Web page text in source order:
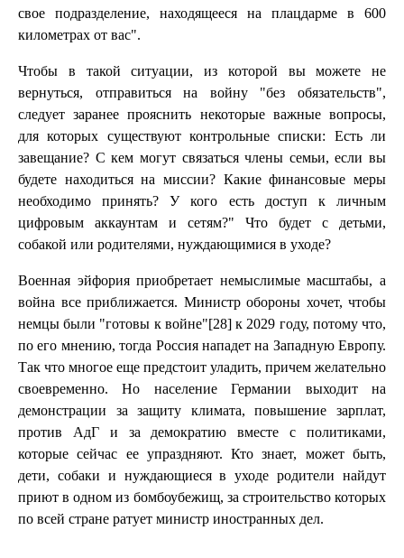
свое подразделение, находящееся на плацдарме в 600
километрах от вас".
Чтобы в такой ситуации, из которой вы можете не
вернуться, отправиться на войну "без обязательств",
следует заранее прояснить некоторые важные вопросы,
для которых существуют контрольные списки: Есть ли
завещание? С кем могут связаться члены семьи, если вы
будете находиться на миссии? Какие финансовые меры
необходимо принять? У кого есть доступ к личным
цифровым аккаунтам и сетям?" Что будет с детьми,
собакой или родителями, нуждающимися в уходе?
Военная эйфория приобретает немыслимые масштабы, а
война все приближается. Министр обороны хочет, чтобы
немцы были "готовы к войне"[28] к 2029 году, потому что,
по его мнению, тогда Россия нападет на Западную Европу.
Так что многое еще предстоит уладить, причем желательно
своевременно. Но население Германии выходит на
демонстрации за защиту климата, повышение зарплат,
против АдГ и за демократию вместе с политиками,
которые сейчас ее упраздняют. Кто знает, может быть,
дети, собаки и нуждающиеся в уходе родители найдут
приют в одном из бомбоубежищ, за строительство которых
по всей стране ратует министр иностранных дел.